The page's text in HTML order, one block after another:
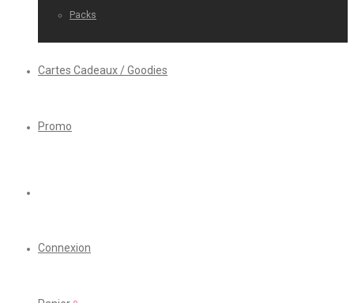
Packs
Cartes Cadeaux / Goodies
Promo
Connexion